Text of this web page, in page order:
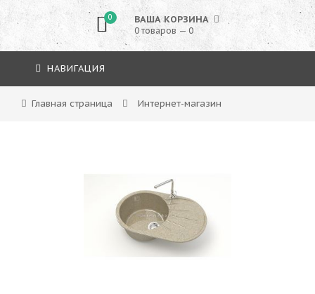
0 ВАША КОРЗИНА
0 товаров — 0
НАВИГАЦИЯ
Главная страница Интернет-магазин